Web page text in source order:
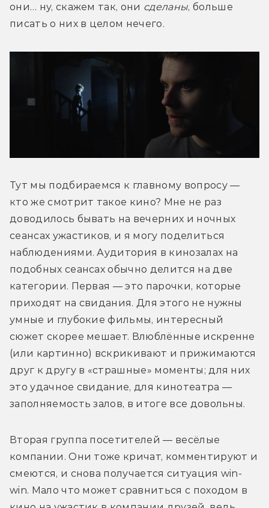
они… ну, скажем так, они сделаны, больше
писать о них в целом нечего.
Тут мы подбираемся к главному вопросу —
кто же смотрит такое кино? Мне не раз
доводилось бывать на вечерних и ночных
сеансах ужастиков, и я могу поделиться
наблюдениями. Аудитория в кинозалах на
подобных сеансах обычно делится на две
категории. Первая — это парочки, которые
приходят на свидания. Для этого не нужны
умные и глубокие фильмы, интересный
сюжет скорее мешает. Влюблённые искренне
(или картинно) вскрикивают и прижимаются
друг к другу в «страшные» моменты; для них
это удачное свидание, для кинотеатра —
заполняемость залов, в итоге все довольны.
Вторая группа посетителей — весёлые
компании. Они тоже кричат, комментируют и
смеются, и снова получается ситуация win-
win. Мало что может сравниться с походом в